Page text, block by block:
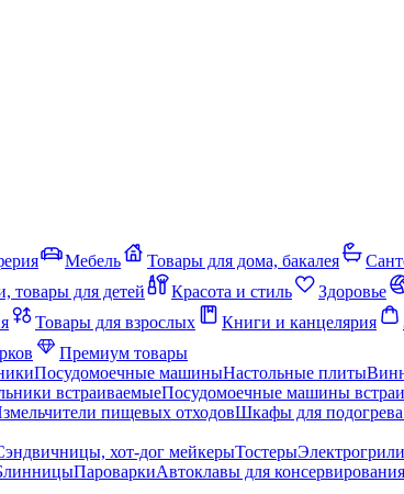
Мебель Товары для дома, бакалея
товары для детей Красота и стиль Здоровье
Товары для взрослых Книги и канцелярия
Премиум товары
Посудомоечные машиныНастольные плиты
встраиваемыеПосудомоечные машины
пищевых отходовШкафы для
хот-дог мейкерыТостеры
ПароваркиАвтоклавы для консервирования